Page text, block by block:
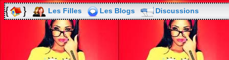
Les Filles Les Blogs Discussions